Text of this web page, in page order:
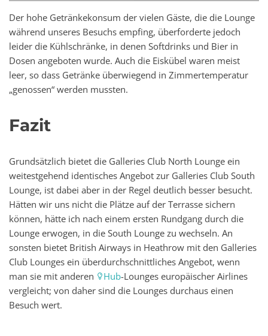
Der hohe Getränkekonsum der vielen Gäste, die die Lounge
während unseres Besuchs empfing, überforderte jedoch
leider die Kühlschränke, in denen Softdrinks und Bier in
Dosen angeboten wurde. Auch die Eiskübel waren meist
leer, so dass Getränke überwiegend in Zimmertemperatur
„genossen“ werden mussten.
Fazit
Grundsätzlich bietet die Galleries Club North Lounge ein
weitestgehend identisches Angebot zur Galleries Club South
Lounge, ist dabei aber in der Regel deutlich besser besucht.
Hätten wir uns nicht die Plätze auf der Terrasse sichern
können, hätte ich nach einem ersten Rundgang durch die
Lounge erwogen, in die South Lounge zu wechseln. An
sonsten bietet British Airways in Heathrow mit den Galleries
Club Lounges ein überdurchschnittliches Angebot, wenn
man sie mit anderen
Hub-Lounges europäischer Airlines
vergleicht; von daher sind die Lounges durchaus einen
Besuch wert.